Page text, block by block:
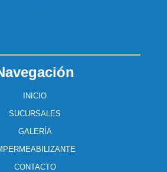
INICIO
SUCURSALES
GALERÍA
CONTACTO